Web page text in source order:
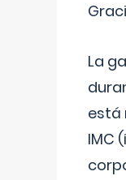
La
está
IMC